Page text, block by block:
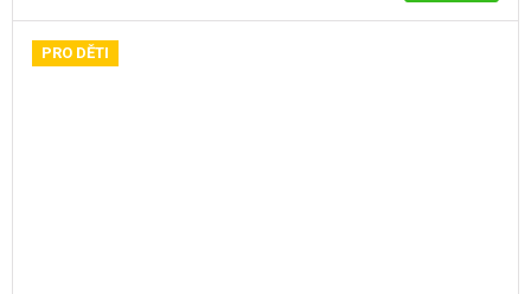
PRO DĚTI